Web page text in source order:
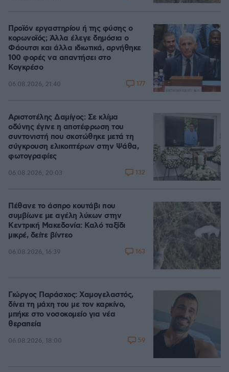
Προϊόν εργαστηρίου ή της φύσης ο
κορωνοϊός; Άλλα έλεγε δημόσια ο
Φάουτσι και άλλα ιδιωτικά, αρνήθηκε
100 φορές να απαντήσει στο
Κογκρέσο
06.08.2026, 21:40 177
Αριστοτέλης Δαμίγος: Σε κλίμα
οδύνης έγινε η αποτέφρωση του
συντονιστή που σκοτώθηκε μετά τη
σύγκρουση ελικοπτέρων στην Ψάθα,
φωτογραφίες
06.08.2026, 20:03 132
Πέθανε το άσπρο κουτάβι που
συμβίωνε με αγέλη λύκων στην
Κεντρική Μακεδονία: Καλό ταξίδι
μικρέ, δείτε βίντεο
06.08.2026, 16:39 163
Γιώργος Παράσχος: Χαμογελαστός,
δίνει τη μάχη του με τον καρκίνο,
μπήκε στο νοσοκομείο για νέα
θεραπεία
06.08.2026, 18:00 59